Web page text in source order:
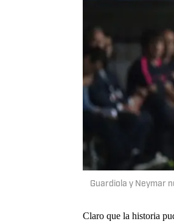
Guardiola y Neymar
Claro que la historia